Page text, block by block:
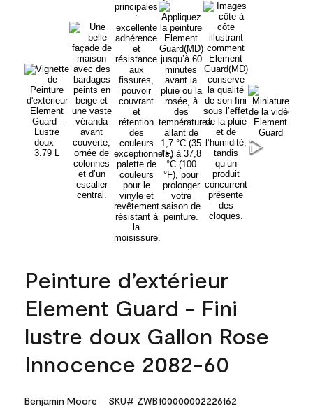
Peinture d’extérieur
Element Guard - Fini
lustre doux Gallon Rose
Innocence 2082-60
Benjamin Moore SKU# ZWB100000002226162